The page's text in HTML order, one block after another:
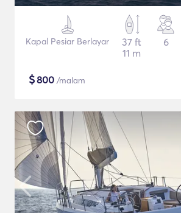
Kapal Pesiar Berlayar
37 ft
11 m
6
$800 /malam